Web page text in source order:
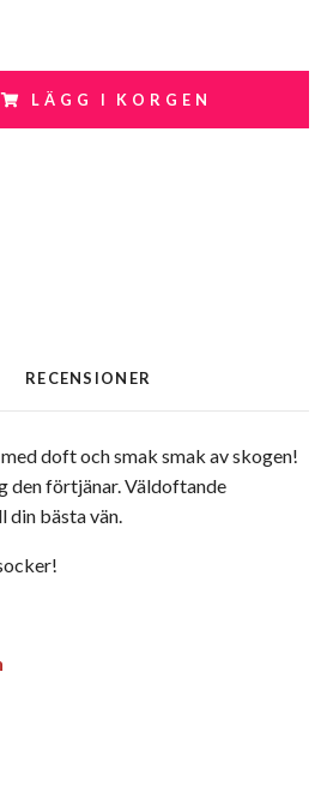
LÄGG I KORGEN
RECENSIONER
doft och smak smak av skogen!
den förtjänar. Väldoftande
bästa vän.